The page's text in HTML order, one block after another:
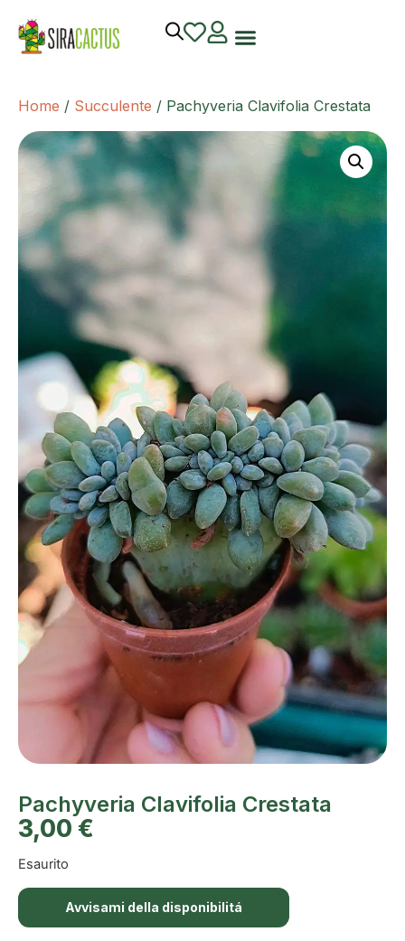
Home / Succulente / Pachyveria Clavifolia Crestata
Pachyveria Clavifolia Crestata
3,00 €
Esaurito
Avvisami della disponibilitá